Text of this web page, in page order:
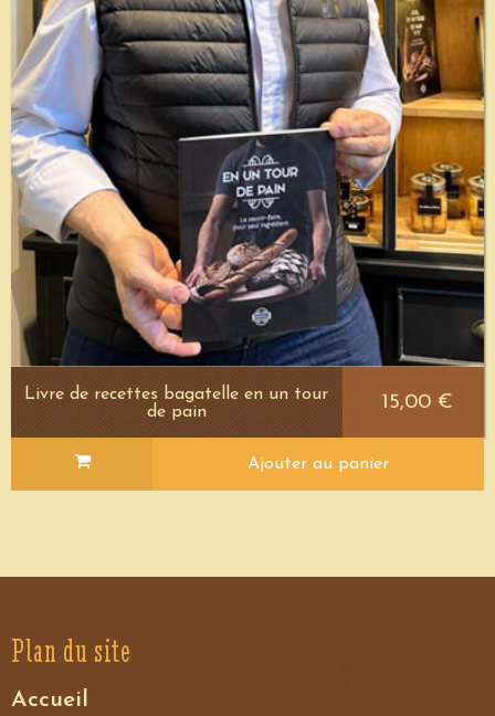
Livre de recettes bagatelle en un tour
de pain
15,00 €
Ajouter au panier
Plan du site
Accueil